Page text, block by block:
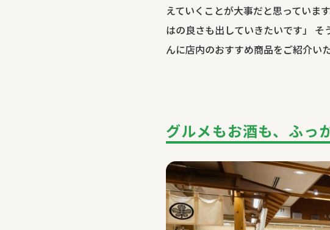
えていくことが大事だと思っていま
はの良さも出していきたいです」
んに店内のおすすめ商品をご紹介い
グルメもお酒も、ふっ